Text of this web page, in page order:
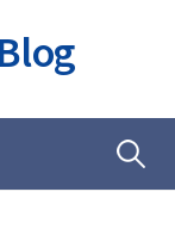
Ricerca